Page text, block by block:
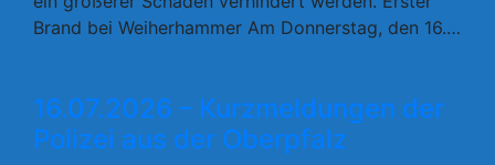
Brand bei Weiherhammer Am Donnerstag, den 16.…
16.07.2026 – Kurzmeldungen der
Polizei aus der Oberpfalz